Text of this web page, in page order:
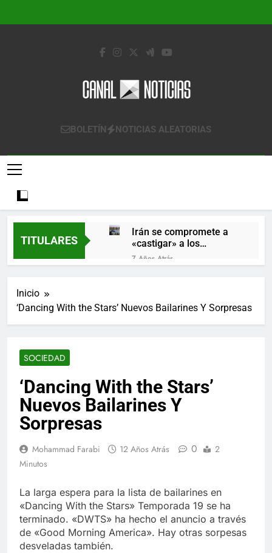
Canal Noticias
Canal Noticias
BOLETÍN NOTICIAS ALEATORIAS
TITULARES
Irán se compromete a
«castigar» a los
responsables de
derribar un avión
7 Años Atrás
diciembre
Los últimos paquetes
especiales Hush Socks
7 Años Atrás
La familia Kennedy
entierra a otro
Testo a Precios
Especiales en México,
Ecuador, Costa Rica y
Más
Descuentos Masivos
en Línea
7 Años Atrás
Pharma Flex RX en
México – Descuentos
Masivos en Mercado
7 Años Atrás
Inicio
‘Dancing With the Stars’ Nuevos Bailarines Y Sorpresas
SOCIEDAD
‘Dancing With the Stars’
Nuevos Bailarines Y
Sorpresas
Mohammad Farabi 12 Años Atrás 0
2
Minutos
La larga espera para la lista de bailarines en
«Dancing With the Stars» Temporada 19 se ha
terminado. «DWTS» ha hecho el anuncio a través
de «Good Morning America». Hay otras sorpesas
desveladas también.